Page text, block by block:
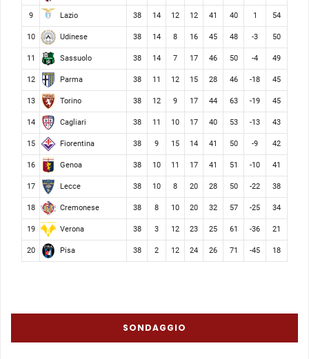
9 Lazio 38 14 12 12 41 40 1 54
10 Udinese 38 14 8 16 45 48 -3 50
11 Sassuolo 38 14 7 17 46 50 -4 49
12 Parma 38 11 12 15 28 46 -18 45
13 Torino 38 12 9 17 44 63 -19 45
14 Cagliari 38 11 10 17 40 53 -13 43
15 Fiorentina 38 9 15 14 41 50 -9 42
16 Genoa 38 10 11 17 41 51 -10 41
17 Lecce 38 10 8 20 28 50 -22 38
18 Cremonese 38 8 10 20 32 57 -25 34
19 Verona 38 3 12 23 25 61 -36 21
20 Pisa 38 2 12 24 26 71 -45 18
SONDAGGIO